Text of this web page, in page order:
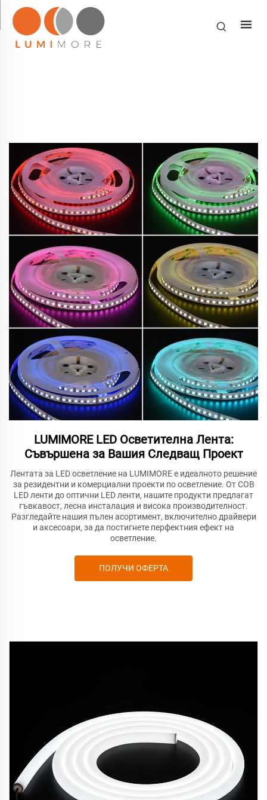
LUMIMORE LED Осветителна Лента:
Съвършена за Вашия Следващ Проект
Лентата за LED осветление на LUMIMORE е идеалното решение
за резидентни и комерциални проекти по осветление. От COB
LED ленти до оптични LED ленти, нашите продукти предлагат
гъвкавост, лесна инсталация и висока производителност.
Разгледайте нашия пълен асортимент, включително драйвери
и аксесоари, за да постигнете перфектния ефект на
осветление.
ПОЛУЧИ ОФЕРТА